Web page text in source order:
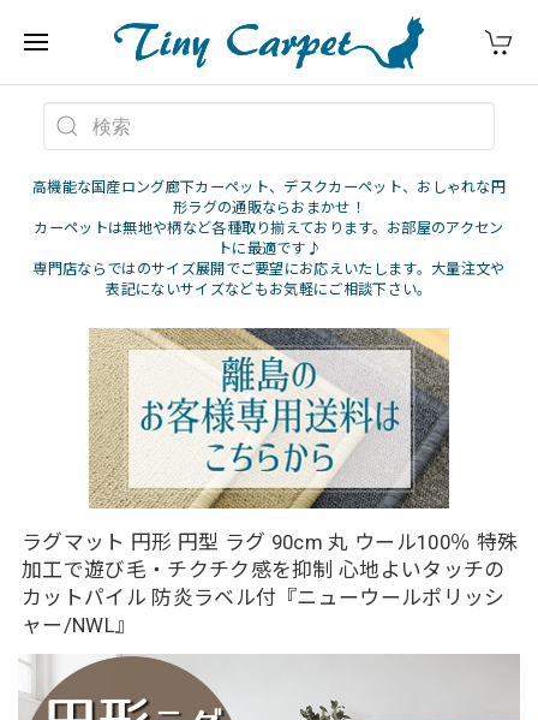
高機能な国産ロング廊下カーペット、デスクカーペット、おしゃれな円
形ラグの通販ならおまかせ！
カーペットは無地や柄など各種取り揃えております。お部屋のアクセン
トに最適です♪
専門店ならではのサイズ展開でご要望にお応えいたします。大量注文や
表記にないサイズなどもお気軽にご相談下さい。
ラグマット 円形 円型 ラグ 90cm 丸 ウール100％ 特殊
加工で遊び毛・チクチク感を抑制 心地よいタッチの
カットパイル 防炎ラベル付『ニューウールポリッシ
ャー/NWL』